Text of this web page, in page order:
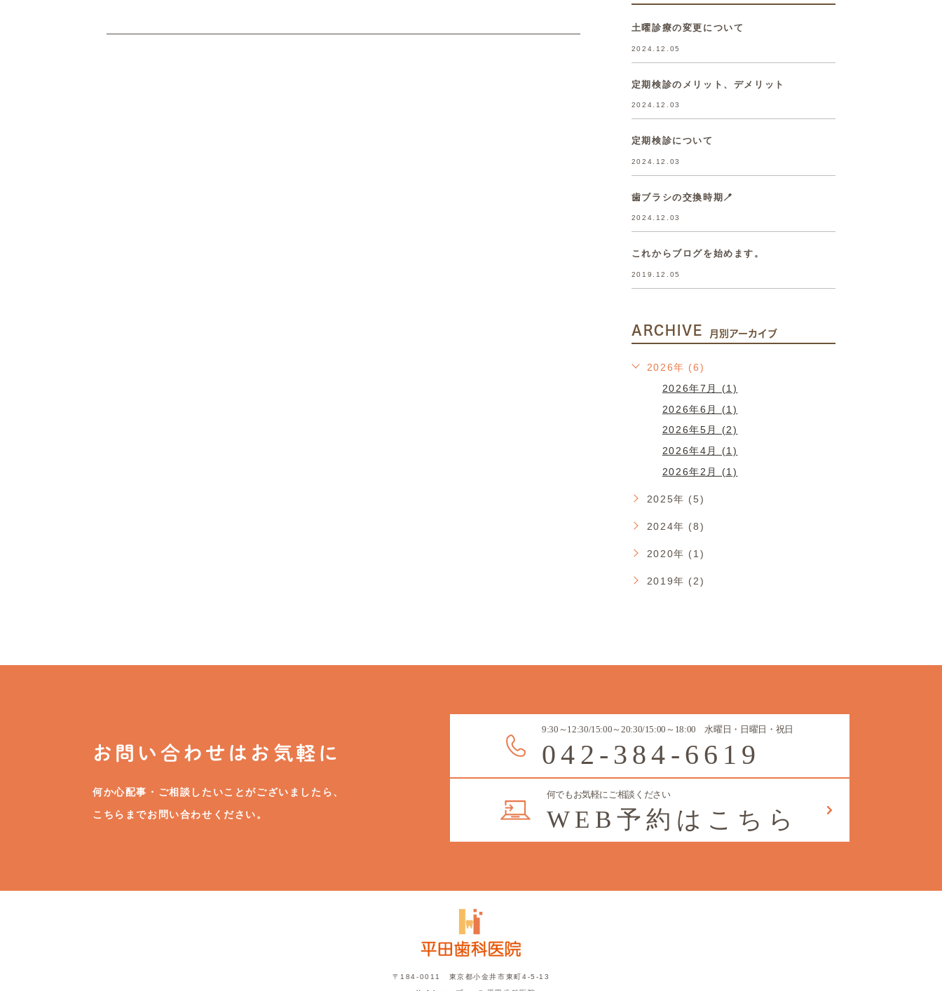
土曜診療の変更について
2024.12.05
定期検診のメリット、デメリット
2024.12.03
定期検診について
2024.12.03
歯ブラシの交換時期🪥
2024.12.03
これからブログを始めます。
2019.12.05
ARCHIVE 月別アーカイブ
2026年 (6)
2026年7月 (1)
2026年6月 (1)
2026年5月 (2)
2026年4月 (1)
2026年2月 (1)
2025年 (5)
2024年 (8)
2020年 (1)
2019年 (2)
お問い合わせはお気軽に
何か心配事・ご相談したいことがございましたら、
こちらまでお問い合わせください。
9:30～12:30/15:00～20:30/15:00～18:00 水曜日・日曜日・祝日
042-384-6619
何でもお気軽にご相談ください
WEB予約はこちら
〒184-0011 東京都小金井市東町4-5-13